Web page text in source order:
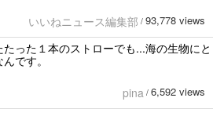
いいねニュース編集部 / 93,778 views
たった１本のストローでも...海の生物にと
です。
pina / 6,592 views